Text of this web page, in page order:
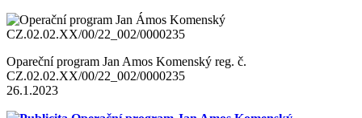
Opareční program Jan Amos Komenský reg. č.
CZ.02.02.XX/00/22_002/0000235
26.1.2023